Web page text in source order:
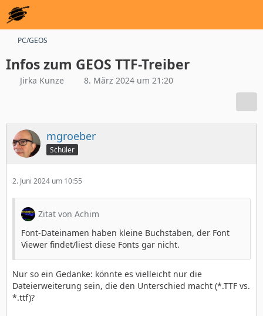
PC/GEOS
Infos zum GEOS TTF-Treiber
Jirka Kunze 8. März 2024 um 21:20
mgroeber
Schüler
2. Juni 2024 um 10:55
Zitat von Achim
Font-Dateinamen haben kleine Buchstaben, der Font
Viewer findet/liest diese Fonts gar nicht.
Nur so ein Gedanke: könnte es vielleicht nur die
Dateierweiterung sein, die den Unterschied macht (*.TTF vs.
*.ttf)?